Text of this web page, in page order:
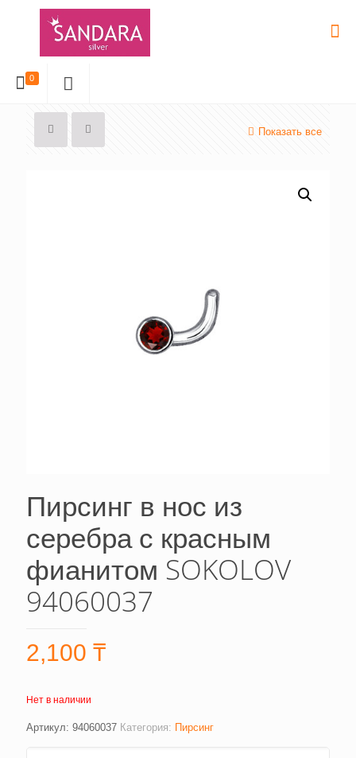
0
Показать все
Пирсинг в нос из
серебра с красным
фианитом SOKOLOV
94060037
2,100 ₸
Нет в наличии
Артикул: 94060037 Категория: Пирсинг